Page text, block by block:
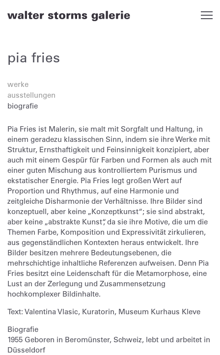
pia fries
werke
ausstellungen
biografie
Pia Fries ist Malerin, sie malt mit Sorgfalt und Haltung, in
einem geradezu klassischen Sinn, indem sie ihre Werke mit
Struktur, Ernsthaftigkeit und Feinsinnigkeit konzipiert, aber
auch mit einem Gespür für Farben und Formen als auch mit
einer guten Mischung aus kontrolliertem Purismus und
ekstatischer Energie. Pia Fries legt großen Wert auf
Proportion und Rhythmus, auf eine Harmonie und
zeitgleiche Disharmonie der Verhältnisse. Ihre Bilder sind
konzeptuell, aber keine „Konzeptkunst“; sie sind abstrakt,
aber keine „abstrakte Kunst“, da sie ihre Motive, die um die
Themen Farbe, Komposition und Expressivität zirkulieren,
aus gegenständlichen Kontexten heraus entwickelt. Ihre
Bilder besitzen mehrere Bedeutungsebenen, die
mehrschichtige inhaltliche Referenzen aufweisen. Denn Pia
Fries besitzt eine Leidenschaft für die Metamorphose, eine
Lust an der Zerlegung und Zusammensetzung
hochkomplexer Bildinhalte.
Text: Valentina Vlasic, Kuratorin, Museum Kurhaus Kleve
Biografie
1955 Geboren in Beromünster, Schweiz, lebt und arbeitet in
Düsseldorf